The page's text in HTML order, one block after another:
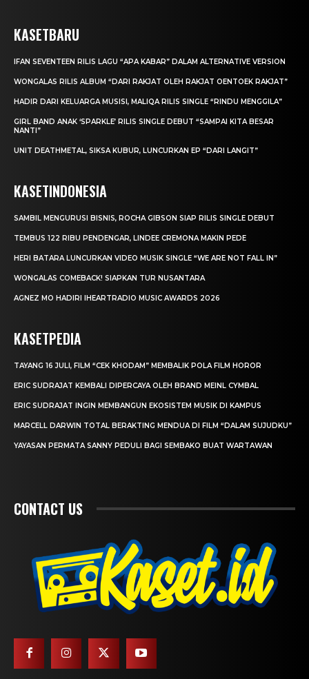
KASETBARU
IFAN SEVENTEEN RILIS LAGU “APA KABAR” DALAM ALTERNATIVE VERSION
WONGALAS RILIS ALBUM “DARI RAKJAT OLEH RAKJAT OENTOEK RAKJAT”
HADIR DARI KELUARGA MUSISI, MALIQA RILIS SINGLE “RINDU MENGGILA”
GIRL BAND ANAK ‘SPARKLE’ RILIS SINGLE DEBUT “SAMPAI KITA BESAR
NANTI”
UNIT DEATHMETAL, SIKSA KUBUR, LUNCURKAN EP “DARI LANGIT”
KASETINDONESIA
SAMBIL MENGURUSI BISNIS, ROCHA GIBSON SIAP RILIS SINGLE DEBUT
TEMBUS 122 RIBU PENDENGAR, LINDEE CREMONA MAKIN PEDE
HERI BATARA LUNCURKAN VIDEO MUSIK SINGLE “WE ARE NOT FALL IN”
WONGALAS COMEBACK! SIAPKAN TUR NUSANTARA
AGNEZ MO HADIRI IHEARTRADIO MUSIC AWARDS 2026
KASETPEDIA
TAYANG 16 JULI, FILM “CEK KHODAM” MEMBALIK POLA FILM HOROR
ERIC SUDRAJAT KEMBALI DIPERCAYA OLEH BRAND MEINL CYMBAL
ERIC SUDRAJAT INGIN MEMBANGUN EKOSISTEM MUSIK DI KAMPUS
MARCELL DARWIN TOTAL BERAKTING MENDUA DI FILM “DALAM SUJUDKU”
YAYASAN PERMATA SANNY PEDULI BAGI SEMBAKO BUAT WARTAWAN
CONTACT US